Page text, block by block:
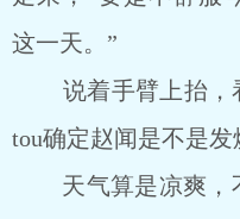
这一天。”
说着手臂上抬，
tou确定赵闻是不是发
天气算是凉爽，